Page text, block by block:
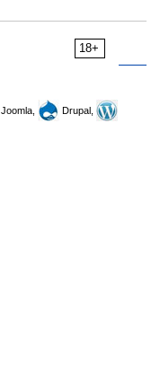
18+
Joomla,
Drupal,